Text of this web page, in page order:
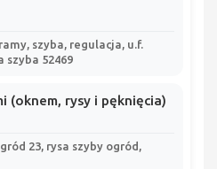
szyba, regulacja, u.f.
szyba 52469
(oknem, rysy i pęknięcia)
23, rysa szyby ogród,